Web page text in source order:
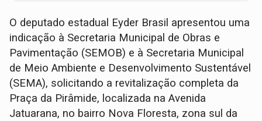
O deputado estadual Eyder Brasil apresentou uma
indicação à Secretaria Municipal de Obras e
Pavimentação (SEMOB) e à Secretaria Municipal
de Meio Ambiente e Desenvolvimento Sustentável
(SEMA), solicitando a revitalização completa da
Praça da Pirâmide, localizada na Avenida
Jatuarana, no bairro Nova Floresta, zona sul da